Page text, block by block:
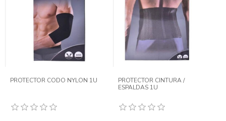
PROTECTOR CODO NYLON 1U
PROTECTOR CINTURA /
ESPALDAS 1U